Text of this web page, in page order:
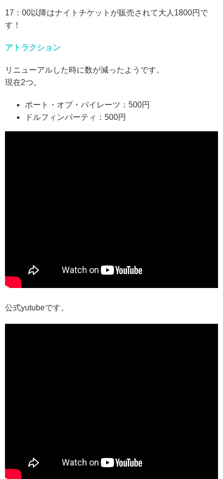
17：00以降はナイトチケットが販売されて大人1800円で
す！
アトラクション
リニューアルした時に数が減ったようです。
現在2つ。
ポート・オブ・パイレーツ：500円
ドルフィンパーティ：500円
公式yutubeです。